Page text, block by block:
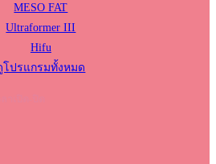
MESO FAT
Ultraformer III
Hifu
โปรแกรมทั้งหมด